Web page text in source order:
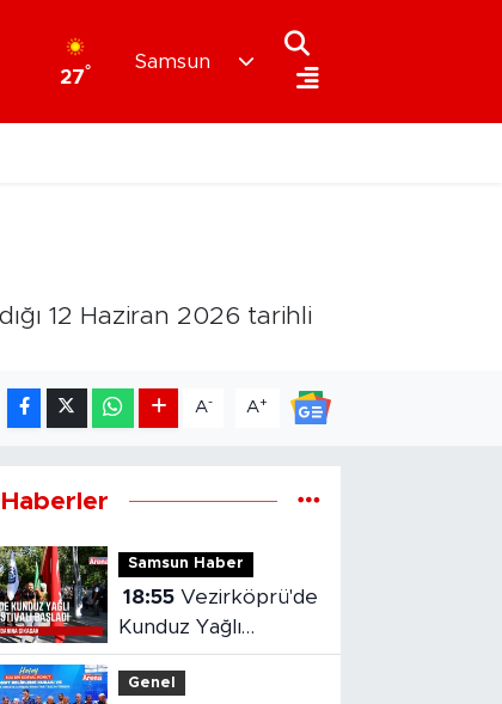
27°
Samsun
12 Haziran 2026 tarihli
A- A+
Samsun Haber
18:55
Kunduz Yağlı
Güreşleri Festivali
başladı
Genel